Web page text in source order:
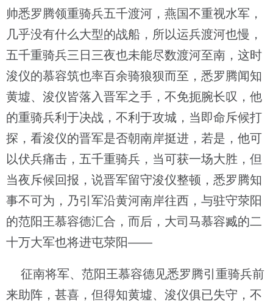
帅悉罗腾领重骑兵五千渡河，燕国不重视水军，
几乎没有什么大型的战船，所以运兵渡河也慢，
五千重骑兵三日三夜也未能尽数渡河至南，这时
浚仪的慕容筑也率百余骑狼狈而至，悉罗腾闻知
黄墟、浚仪皆落入晋军之手，不免扼腕长叹，他
的重骑兵利于决战，不利于攻城，当即命斥候打
探，看浚仪的晋军是否朝南岸挺进，若是，他可
以伏兵痛击，五千重骑兵，当可获一场大胜，但
当夜斥候回报，说晋军留守浚仪整顿，悉罗腾知
事不可为，乃引军沿黄河南岸往西，与驻守荥阳
的范阳王慕容德汇合，而后，大司马慕容臧的二
十万大军也将进屯荥阳——
征南将军、范阳王慕容德见悉罗腾引重骑兵前
来助阵，甚喜，但得知黄墟、浚仪俱已失守，不